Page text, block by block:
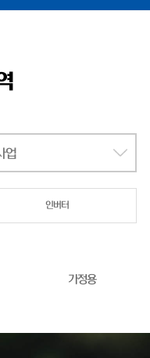
업
인버터
가정용